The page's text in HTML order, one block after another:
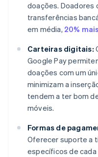
doações. Doadores
transferências
em média, 20%
Carteiras digitais:
Google Pay
doações com um
minimizam a
tendem a ter bom
móveis.
Formas de
Oferecer suporte a
específicos de cada